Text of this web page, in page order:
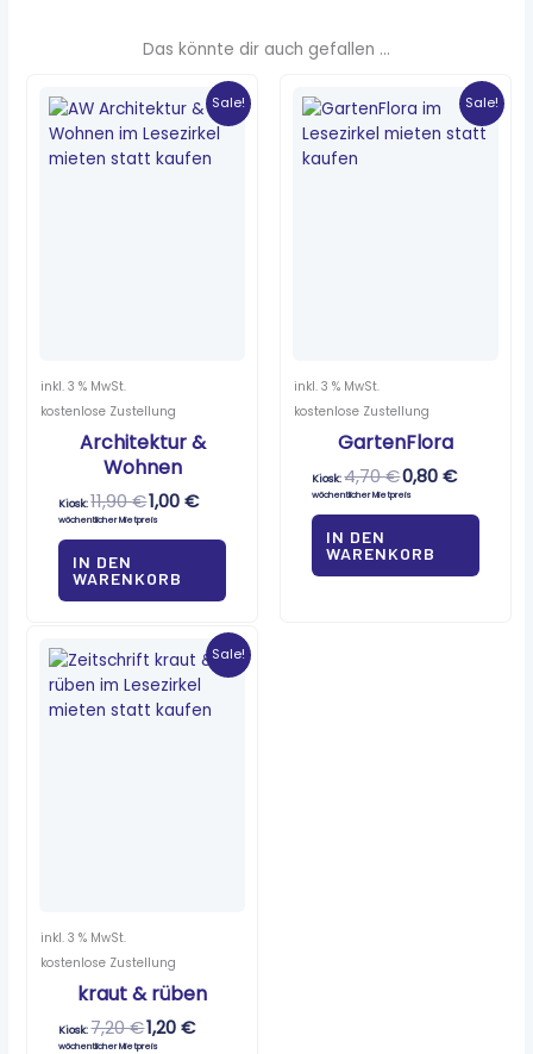
Das könnte dir auch gefallen …
Sale!
inkl. 3 % MwSt.
kostenlose Zustellung
Architektur &
Wohnen
Kiosk:11,90€
Ursprünglicher
war:
1,00€
Aktueller
Preis
ist:
1,00 €.
wöchentlicher Mietpreis
IN DEN
WARENKORB
Sale!
inkl. 3 % MwSt.
kostenlose Zustellung
GartenFlora
Kiosk:4,70€
Ursprünglicher
war:
0,80€
Aktueller
Preis
ist:
0,80 €.
wöchentlicher Mietpreis
IN DEN
WARENKORB
Sale!
inkl. 3 % MwSt.
kostenlose Zustellung
kraut & rüben
Kiosk:7,20€
Ursprünglicher
war:
7,20 €
1,20€
Aktueller
Preis
ist:
1,20 €.
wöchentlicher Mietpreis